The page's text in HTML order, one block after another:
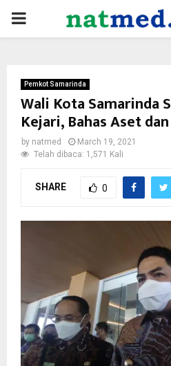
PRIMARY
Pemkot Samarinda
Wali Kota Samarinda
Kejari, Bahas Aset
by natmed
March 19, 2021
Telah dibaca: 1,571 Kali
SHARE 0